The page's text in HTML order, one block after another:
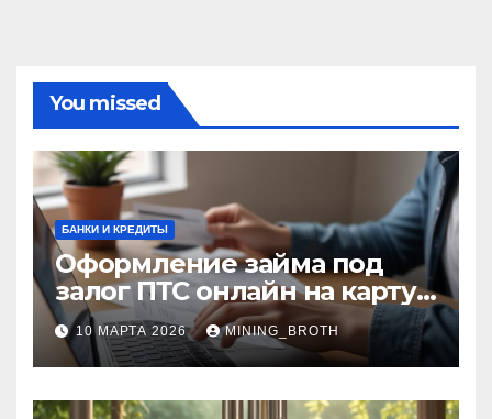
You missed
БАНКИ И КРЕДИТЫ
Оформление займа под
залог ПТС онлайн на карту
без визита в офис: порядок,
требования и документы
10 МАРТА 2026 MINING_BROTH